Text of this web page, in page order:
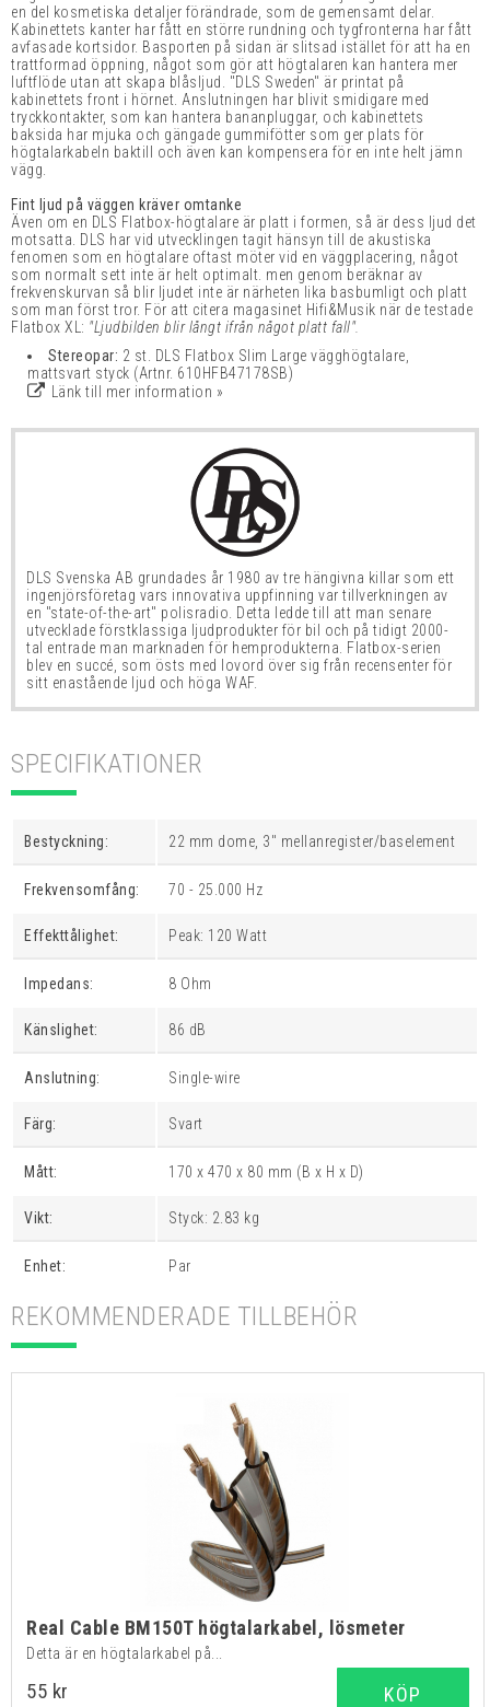
en del kosmetiska detaljer förändrade, som de gemensamt delar.
Kabinettets kanter har fått en större rundning och tygfronterna har fått
avfasade kortsidor. Basporten på sidan är slitsad istället för att ha en
trattformad öppning, något som gör att högtalaren kan hantera mer
luftflöde utan att skapa blåsljud. "DLS Sweden" är printat på
kabinettets front i hörnet. Anslutningen har blivit smidigare med
tryckkontakter, som kan hantera bananpluggar, och kabinettets
baksida har mjuka och gängade gummifötter som ger plats för
högtalarkabeln baktill och även kan kompensera för en inte helt jämn
vägg.
Fint ljud på väggen kräver omtanke
Även om en DLS Flatbox-högtalare är platt i formen, så är dess ljud det
motsatta. DLS har vid utvecklingen tagit hänsyn till de akustiska
fenomen som en högtalare oftast möter vid en väggplacering, något
som normalt sett inte är helt optimalt. men genom beräknar av
frekvenskurvan så blir ljudet inte är närheten lika basbumligt och platt
som man först tror. För att citera magasinet Hifi&Musik när de testade
Flatbox XL: "Ljudbilden blir långt ifrån något platt fall".
Stereopar: 2 st. DLS Flatbox Slim Large vägghögtalare,
mattsvart styck (Artnr. 610HFB47178SB)
Länk till mer information »
DLS Svenska AB grundades år 1980 av tre hängivna killar som ett
ingenjörsföretag vars innovativa uppfinning var tillverkningen av
en "state-of-the-art" polisradio. Detta ledde till att man senare
utvecklade förstklassiga ljudprodukter för bil och på tidigt 2000-
tal entrade man marknaden för hemprodukterna. Flatbox-serien
blev en succé, som östs med lovord över sig från recensenter för
sitt enastående ljud och höga WAF.
SPECIFIKATIONER
Bestyckning: 22 mm dome, 3" mellanregister/baselement
Frekvensomfång: 70 - 25.000 Hz
Effekttålighet: Peak: 120 Watt
Impedans: 8 Ohm
Känslighet: 86 dB
Anslutning: Single-wire
Färg: Svart
Mått: 170 x 470 x 80 mm (B x H x D)
Vikt: Styck: 2.83 kg
Enhet: Par
REKOMMENDERADE TILLBEHÖR
Real Cable BM150T högtalarkabel, lösmeter
Detta är en högtalarkabel på...
55 kr KÖP